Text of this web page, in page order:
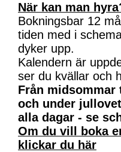
När kan man
Bokningsbar 12
tiden med i
dyker upp.
Kalendern är
ser du kvällar och
Från
och under
alla dagar - se
Om du vill boka
klickar du här